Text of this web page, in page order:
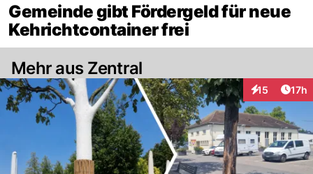
Gemeinde gibt Fördergeld für neue
Kehrichtcontainer frei
Mehr aus Zentral
15
Interaktionen
17h